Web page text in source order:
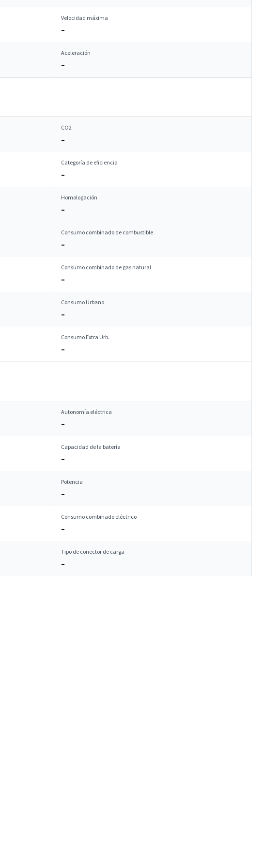
Velocidad máxima
–
Aceleración
–
CO2
–
Categoría de eficiencia
–
Homologación
–
Consumo combinado de combustible
–
Consumo combinado de gas natural
–
Consumo Urbano
–
Consumo Extra Urb.
–
Autonomía eléctrica
–
Capacidad de la batería
–
Potencia
–
Consumo combinado eléctrico
–
Tipo de conector de carga
–